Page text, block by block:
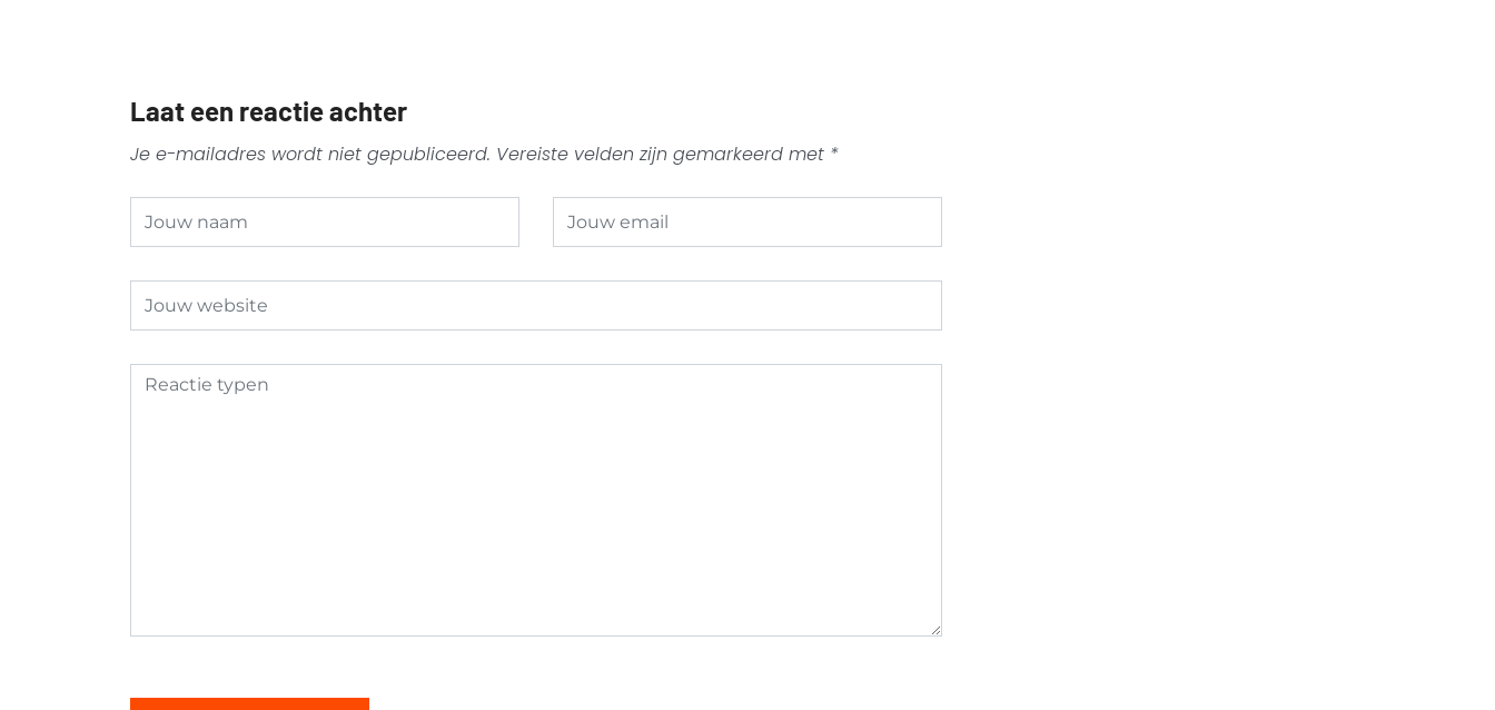
Laat een reactie achter
Je e-mailadres wordt niet gepubliceerd. Vereiste velden zijn gemarkeerd met *